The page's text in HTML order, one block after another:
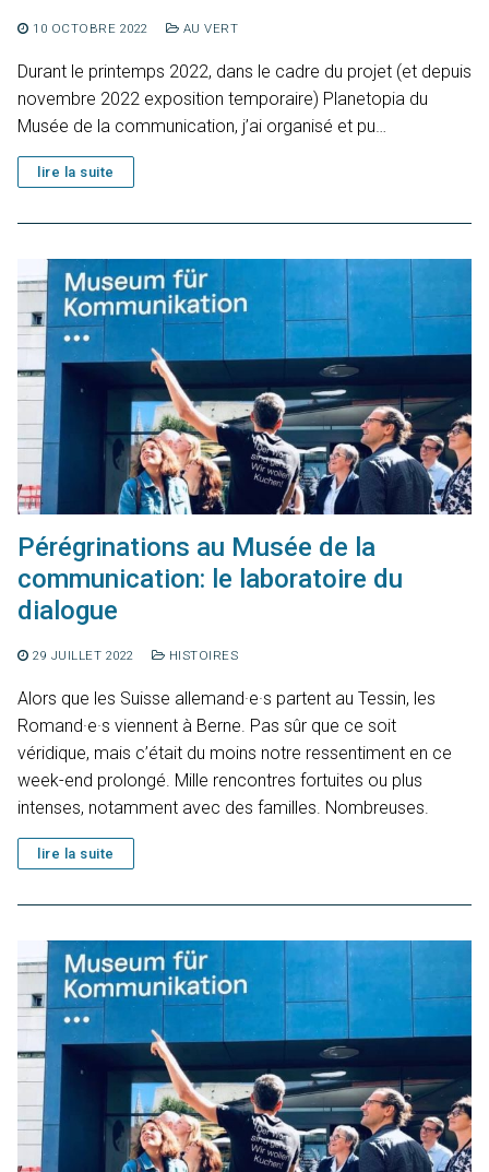
10 OCTOBRE 2022 AU VERT
Durant le printemps 2022, dans le cadre du projet (et depuis
novembre 2022 exposition temporaire) Planetopia du
Musée de la communication, j’ai organisé et pu…
lire la suite
Pérégrinations au Musée de la
communication: le laboratoire du
dialogue
29 JUILLET 2022 HISTOIRES
Alors que les Suisse allemand·e·s partent au Tessin, les
Romand·e·s viennent à Berne. Pas sûr que ce soit
véridique, mais c’était du moins notre ressentiment en ce
week-end prolongé. Mille rencontres fortuites ou plus
intenses, notamment avec des familles. Nombreuses.
lire la suite